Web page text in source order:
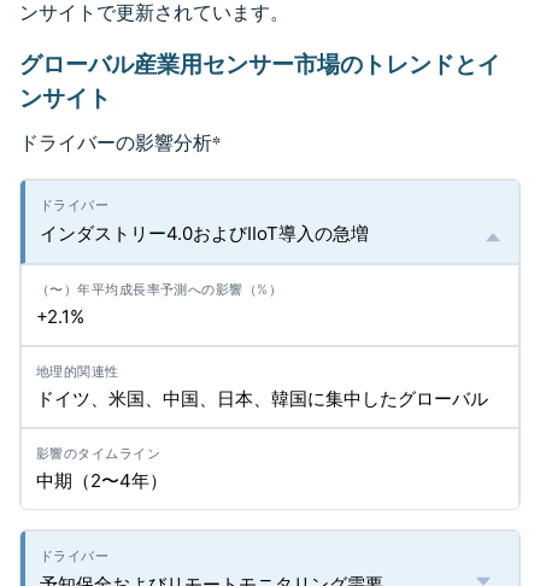
ンサイトで更新されています。
グローバル産業用センサー市場のトレンドとイ
ンサイト
ドライバーの影響分析*
インダストリー4.0およびIIoT導入の急増
+2.1%
ドイツ、米国、中国、日本、韓国に集中したグローバル
中期（2〜4年）